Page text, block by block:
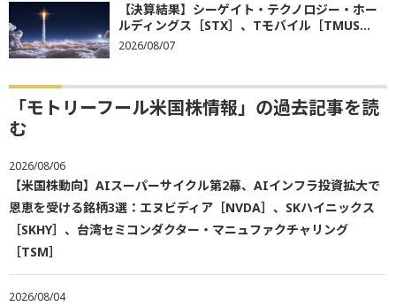
【決算結果】シーゲイト・テクノロジー・ホー
ルディングス［STX］、Tモバイル［TMUS...
2026/08/07
「モトリーフール米国株情報」の過去記事を読
む
2026/08/06
【米国株動向】AIスーパーサイクル第2幕、AIインフラ投資拡大で
恩恵を受ける銘柄3選：エヌビディア［NVDA］、SKハイニックス
［SKHY］、台湾セミコンダクター・マニュファクチャリング
［TSM］
2026/08/04